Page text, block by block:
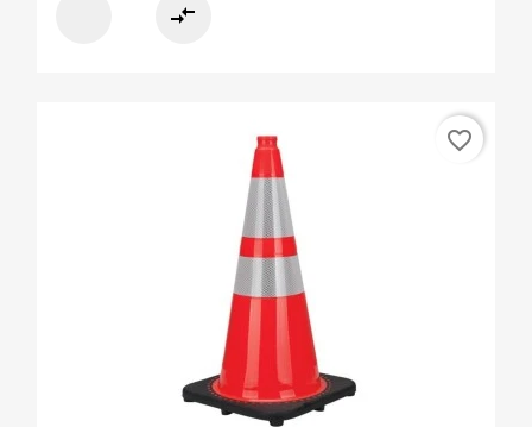
compare_arrows
favorite_border